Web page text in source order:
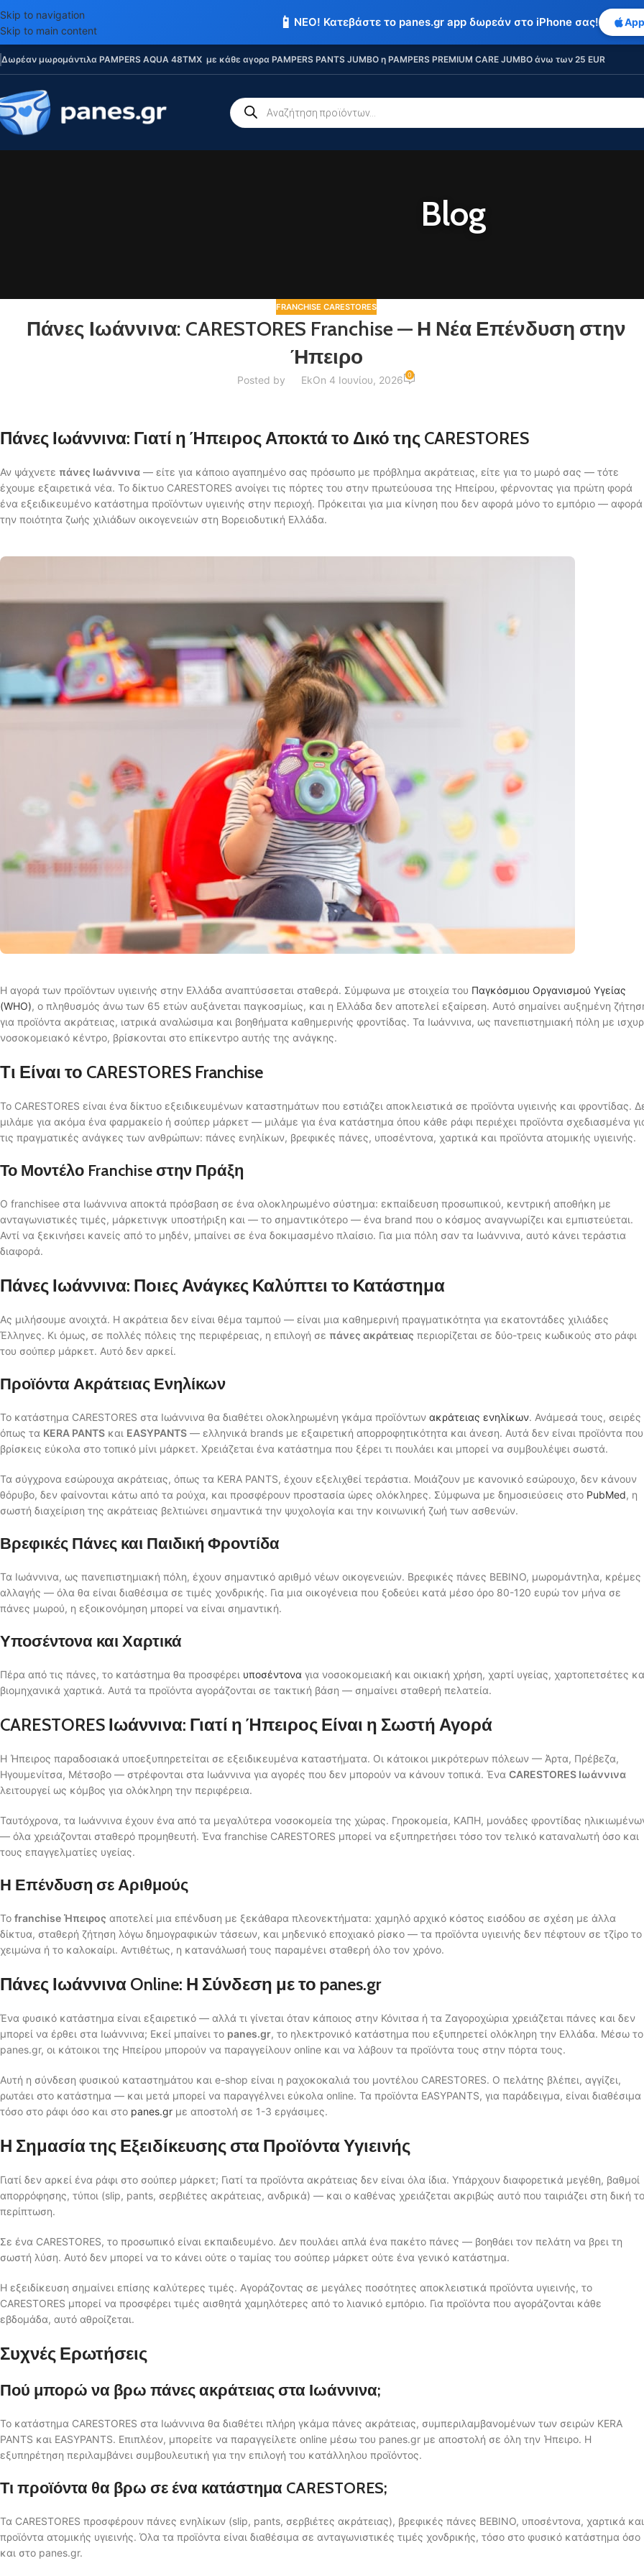
📱 ΝΕΟ! Κατεβάστε το panes.gr app δωρεάν στο iPhone σας!
Skip to navigation
Skip to main content
Δωρέαν μωρομάντιλα PAMPERS AQUA 48TMX με κάθε αγορα PAMPERS PANTS JUMBO η PAMPERS PREMIUM CARE JUMBO άνω των 25 EUR
Blog
FRANCHISE CARESTORES
Πάνες Ιωάννινα: CARESTORES Franchise — Η Νέα Επένδυση στην
Ήπειρο
Posted by EkOn 4 Ιουνίου, 2026 0
Πάνες Ιωάννινα: Γιατί η Ήπειρος Αποκτά το Δικό της CARESTORES
Αν ψάχνετε πάνες Ιωάννινα — είτε για κάποιο αγαπημένο σας πρόσωπο με πρόβλημα ακράτειας, είτε για το μωρό σας — τότε
έχουμε εξαιρετικά νέα. Το δίκτυο CARESTORES ανοίγει τις πόρτες του στην πρωτεύουσα της Ηπείρου, φέρνοντας για πρώτη φορά
ένα εξειδικευμένο κατάστημα προϊόντων υγιεινής στην περιοχή. Πρόκειται για μια κίνηση που δεν αφορά μόνο το εμπόριο — αφορά
την ποιότητα ζωής χιλιάδων οικογενειών στη Βορειοδυτική Ελλάδα.
Η αγορά των προϊόντων υγιεινής στην Ελλάδα αναπτύσσεται σταθερά. Σύμφωνα με στοιχεία του Παγκόσμιου Οργανισμού Υγείας
(WHO), ο πληθυσμός άνω των 65 ετών αυξάνεται παγκοσμίως, και η Ελλάδα δεν αποτελεί εξαίρεση. Αυτό σημαίνει αυξημένη
για προϊόντα ακράτειας, ιατρικά αναλώσιμα και βοηθήματα καθημερινής φροντίδας. Τα Ιωάννινα, ως πανεπιστημιακή πόλη με
νοσοκομειακό κέντρο, βρίσκονται στο επίκεντρο αυτής της ανάγκης.
Τι Είναι το CARESTORES Franchise
Το CARESTORES είναι ένα δίκτυο εξειδικευμένων καταστημάτων που εστιάζει αποκλειστικά σε προϊόντα υγιεινής και φροντίδας.
μιλάμε για ακόμα ένα φαρμακείο ή σούπερ μάρκετ — μιλάμε για ένα κατάστημα όπου κάθε ράφι περιέχει προϊόντα σχεδιασμένα
τις πραγματικές ανάγκες των ανθρώπων: πάνες ενηλίκων, βρεφικές πάνες, υποσέντονα, χαρτικά και προϊόντα ατομικής υγιεινής.
Το Μοντέλο Franchise στην Πράξη
Ο franchisee στα Ιωάννινα αποκτά πρόσβαση σε ένα ολοκληρωμένο σύστημα: εκπαίδευση προσωπικού, κεντρική αποθήκη με
ανταγωνιστικές τιμές, μάρκετινγκ υποστήριξη και — το σημαντικότερο — ένα brand που ο κόσμος αναγνωρίζει και εμπιστεύεται.
Αντί να ξεκινήσει κανείς από το μηδέν, μπαίνει σε ένα δοκιμασμένο πλαίσιο. Για μια πόλη σαν τα Ιωάννινα, αυτό κάνει τεράστια
διαφορά.
Πάνες Ιωάννινα: Ποιες Ανάγκες Καλύπτει το Κατάστημα
Ας μιλήσουμε ανοιχτά. Η ακράτεια δεν είναι θέμα ταμπού — είναι μια καθημερινή πραγματικότητα για εκατοντάδες χιλιάδες
Έλληνες. Κι όμως, σε πολλές πόλεις της περιφέρειας, η επιλογή σε πάνες ακράτειας περιορίζεται σε δύο-τρεις κωδικούς στο ράφι
του σούπερ μάρκετ. Αυτό δεν αρκεί.
Προϊόντα Ακράτειας Ενηλίκων
Το κατάστημα CARESTORES στα Ιωάννινα θα διαθέτει ολοκληρωμένη γκάμα προϊόντων ακράτειας ενηλίκων. Ανάμεσά τους, σειρές
όπως τα KERA PANTS και EASYPANTS — ελληνικά brands με εξαιρετική απορροφητικότητα και άνεση. Αυτά δεν είναι προϊόντα που
βρίσκεις εύκολα στο τοπικό μίνι μάρκετ. Χρειάζεται ένα κατάστημα που ξέρει τι πουλάει και μπορεί να συμβουλέψει σωστά.
Τα σύγχρονα εσώρουχα ακράτειας, όπως τα KERA PANTS, έχουν εξελιχθεί τεράστια. Μοιάζουν με κανονικό εσώρουχο, δεν κάνουν
θόρυβο, δεν φαίνονται κάτω από τα ρούχα, και προσφέρουν προστασία ώρες ολόκληρες. Σύμφωνα με δημοσιεύσεις στο PubMed, η
σωστή διαχείριση της ακράτειας βελτιώνει σημαντικά την ψυχολογία και την κοινωνική ζωή των ασθενών.
Βρεφικές Πάνες και Παιδική Φροντίδα
Τα Ιωάννινα, ως πανεπιστημιακή πόλη, έχουν σημαντικό αριθμό νέων οικογενειών. Βρεφικές πάνες BEBINO, μωρομάντηλα, κρέμες
αλλαγής — όλα θα είναι διαθέσιμα σε τιμές χονδρικής. Για μια οικογένεια που ξοδεύει κατά μέσο όρο 80-120 ευρώ τον μήνα σε
πάνες μωρού, η εξοικονόμηση μπορεί να είναι σημαντική.
Υποσέντονα και Χαρτικά
Πέρα από τις πάνες, το κατάστημα θα προσφέρει υποσέντονα για νοσοκομειακή και οικιακή χρήση, χαρτί υγείας, χαρτοπετσέτες
βιομηχανικά χαρτικά. Αυτά τα προϊόντα αγοράζονται σε τακτική βάση — σημαίνει σταθερή πελατεία.
CARESTORES Ιωάννινα: Γιατί η Ήπειρος Είναι η Σωστή Αγορά
Η Ήπειρος παραδοσιακά υποεξυπηρετείται σε εξειδικευμένα καταστήματα. Οι κάτοικοι μικρότερων πόλεων — Άρτα, Πρέβεζα,
Ηγουμενίτσα, Μέτσοβο — στρέφονται στα Ιωάννινα για αγορές που δεν μπορούν να κάνουν τοπικά. Ένα CARESTORES Ιωάννινα
λειτουργεί ως κόμβος για ολόκληρη την περιφέρεια.
Ταυτόχρονα, τα Ιωάννινα έχουν ένα από τα μεγαλύτερα νοσοκομεία της χώρας. Γηροκομεία, ΚΑΠΗ, μονάδες φροντίδας
— όλα χρειάζονται σταθερό προμηθευτή. Ένα franchise CARESTORES μπορεί να εξυπηρετήσει τόσο τον τελικό καταναλωτή όσο και
τους επαγγελματίες υγείας.
Η Επένδυση σε Αριθμούς
Το franchise Ήπειρος αποτελεί μια επένδυση με ξεκάθαρα πλεονεκτήματα: χαμηλό αρχικό κόστος εισόδου σε σχέση με άλλα
δίκτυα, σταθερή ζήτηση λόγω δημογραφικών τάσεων, και μηδενικό εποχιακό ρίσκο — τα προϊόντα υγιεινής δεν πέφτουν σε τζίρο το
χειμώνα ή το καλοκαίρι. Αντιθέτως, η κατανάλωσή τους παραμένει σταθερή όλο τον χρόνο.
Πάνες Ιωάννινα Online: Η Σύνδεση με το panes.gr
Ένα φυσικό κατάστημα είναι εξαιρετικό — αλλά τι γίνεται όταν κάποιος στην Κόνιτσα ή τα Ζαγοροχώρια χρειάζεται πάνες και δεν
μπορεί να έρθει στα Ιωάννινα; Εκεί μπαίνει το panes.gr, το ηλεκτρονικό κατάστημα που εξυπηρετεί ολόκληρη την Ελλάδα. Μέσω
panes.gr, οι κάτοικοι της Ηπείρου μπορούν να παραγγείλουν online και να λάβουν τα προϊόντα τους στην πόρτα τους.
Αυτή η σύνδεση φυσικού καταστημάτου και e-shop είναι η ραχοκοκαλιά του μοντέλου CARESTORES. Ο πελάτης βλέπει, αγγίζει,
ρωτάει στο κατάστημα — και μετά μπορεί να παραγγέλνει εύκολα online. Τα προϊόντα EASYPANTS, για παράδειγμα, είναι διαθέσιμα
τόσο στο ράφι όσο και στο panes.gr με αποστολή σε 1-3 εργάσιμες.
Η Σημασία της Εξειδίκευσης στα Προϊόντα Υγιεινής
Γιατί δεν αρκεί ένα ράφι στο σούπερ μάρκετ; Γιατί τα προϊόντα ακράτειας δεν είναι όλα ίδια. Υπάρχουν διαφορετικά μεγέθη, βαθμοί
απορρόφησης, τύποι (slip, pants, σερβιέτες ακράτειας, ανδρικά) — και ο καθένας χρειάζεται ακριβώς αυτό που ταιριάζει στη δική
περίπτωση.
Σε ένα CARESTORES, το προσωπικό είναι εκπαιδευμένο. Δεν πουλάει απλά ένα πακέτο πάνες — βοηθάει τον πελάτη να βρει τη
σωστή λύση. Αυτό δεν μπορεί να το κάνει ούτε ο ταμίας του σούπερ μάρκετ ούτε ένα γενικό κατάστημα.
Η εξειδίκευση σημαίνει επίσης καλύτερες τιμές. Αγοράζοντας σε μεγάλες ποσότητες αποκλειστικά προϊόντα υγιεινής, το
CARESTORES μπορεί να προσφέρει τιμές αισθητά χαμηλότερες από το λιανικό εμπόριο. Για προϊόντα που αγοράζονται κάθε
εβδομάδα, αυτό αθροίζεται.
Συχνές Ερωτήσεις
Πού μπορώ να βρω πάνες ακράτειας στα Ιωάννινα;
Το κατάστημα CARESTORES στα Ιωάννινα θα διαθέτει πλήρη γκάμα πάνες ακράτειας, συμπεριλαμβανομένων των σειρών KERA
PANTS και EASYPANTS. Επιπλέον, μπορείτε να παραγγείλετε online μέσω του panes.gr με αποστολή σε όλη την Ήπειρο. Η
εξυπηρέτηση περιλαμβάνει συμβουλευτική για την επιλογή του κατάλληλου προϊόντος.
Τι προϊόντα θα βρω σε ένα κατάστημα CARESTORES;
Τα CARESTORES προσφέρουν πάνες ενηλίκων (slip, pants, σερβιέτες ακράτειας), βρεφικές πάνες BEBINO, υποσέντονα, χαρτικά και
προϊόντα ατομικής υγιεινής. Όλα τα προϊόντα είναι διαθέσιμα σε ανταγωνιστικές τιμές χονδρικής, τόσο στο φυσικό κατάστημα όσο
και στο panes.gr.